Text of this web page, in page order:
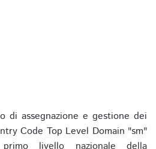
di assegnazione e gestione dei
Code Top Level Domain "sm"